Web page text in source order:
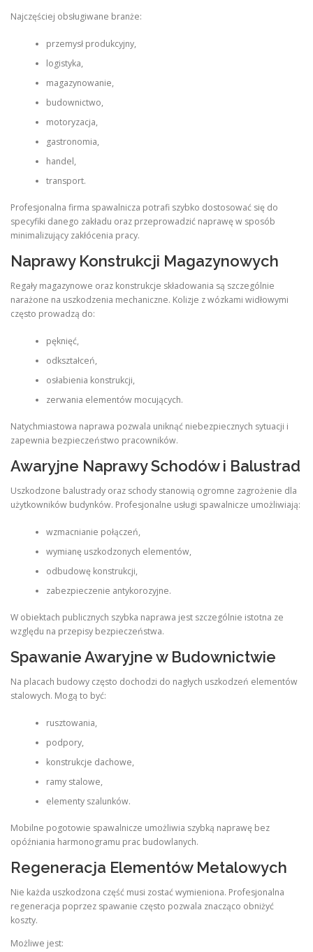
Najczęściej obsługiwane branże:
przemysł produkcyjny,
logistyka,
magazynowanie,
budownictwo,
motoryzacja,
gastronomia,
handel,
transport.
Profesjonalna firma spawalnicza potrafi szybko dostosować się do
specyfiki danego zakładu oraz przeprowadzić naprawę w sposób
minimalizujący zakłócenia pracy.
Naprawy Konstrukcji Magazynowych
Regały magazynowe oraz konstrukcje składowania są szczególnie
narażone na uszkodzenia mechaniczne. Kolizje z wózkami widłowymi
często prowadzą do:
pęknięć,
odkształceń,
osłabienia konstrukcji,
zerwania elementów mocujących.
Natychmiastowa naprawa pozwala uniknąć niebezpiecznych sytuacji i
zapewnia bezpieczeństwo pracowników.
Awaryjne Naprawy Schodów i Balustrad
Uszkodzone balustrady oraz schody stanowią ogromne zagrożenie dla
użytkowników budynków. Profesjonalne usługi spawalnicze umożliwiają:
wzmacnianie połączeń,
wymianę uszkodzonych elementów,
odbudowę konstrukcji,
zabezpieczenie antykorozyjne.
W obiektach publicznych szybka naprawa jest szczególnie istotna ze
względu na przepisy bezpieczeństwa.
Spawanie Awaryjne w Budownictwie
Na placach budowy często dochodzi do nagłych uszkodzeń elementów
stalowych. Mogą to być:
rusztowania,
podpory,
konstrukcje dachowe,
ramy stalowe,
elementy szalunków.
Mobilne pogotowie spawalnicze umożliwia szybką naprawę bez
opóźniania harmonogramu prac budowlanych.
Regeneracja Elementów Metalowych
Nie każda uszkodzona część musi zostać wymieniona. Profesjonalna
regeneracja poprzez spawanie często pozwala znacząco obniżyć
koszty.
Możliwe jest: